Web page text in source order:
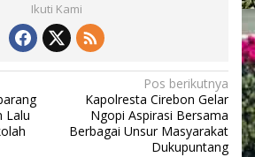
Ikuti Kami
Lalu
Pos berikutnya
Kapolresta Cirebon Gelar
Ngopi Aspirasi Bersama
Berbagai Unsur Masyarakat
Dukupuntang